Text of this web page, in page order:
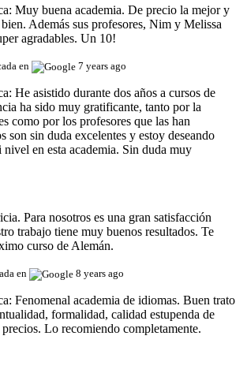
Muy buena academia. De precio la mejor y
Además sus profesores, Nim y Melissa
agradables. Un 10!
en 7 years ago
He asistido durante dos años a cursos de
ha sido muy gratificante, tanto por la
como por los profesores que las han
son sin duda excelentes y estoy deseando
en esta academia. Sin duda muy
Para nosotros es una gran satisfacción
trabajo tiene muy buenos resultados. Te
curso de Alemán.
en 8 years ago
Fenomenal academia de idiomas. Buen trato
formalidad, calidad estupenda de
Lo recomiendo completamente.